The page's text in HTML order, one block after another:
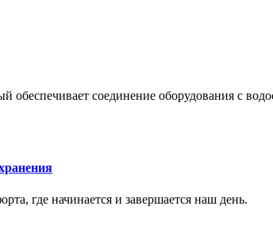
обеспечивает соединение оборудования с
где начинается и завершается наш день.